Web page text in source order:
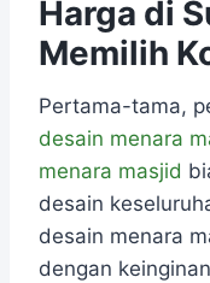
Harga di
Memilih
Pertama-tama,
desain menara
menara masjid
desain
desain menara
dengan